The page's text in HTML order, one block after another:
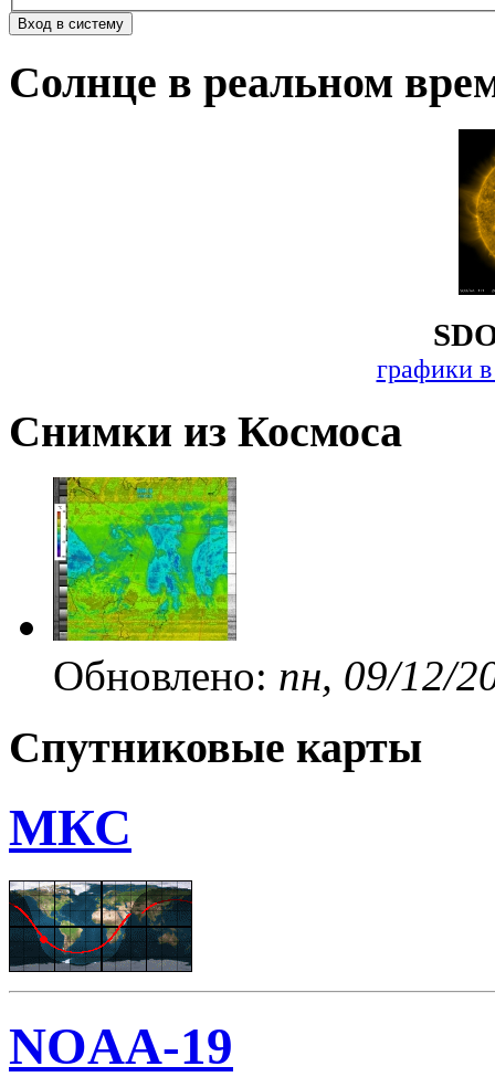
Солнце в реальном
графики
Снимки из Космоса
Обновлено: пн, 09/12/
Спутниковые карты
МКС
NOAA-19